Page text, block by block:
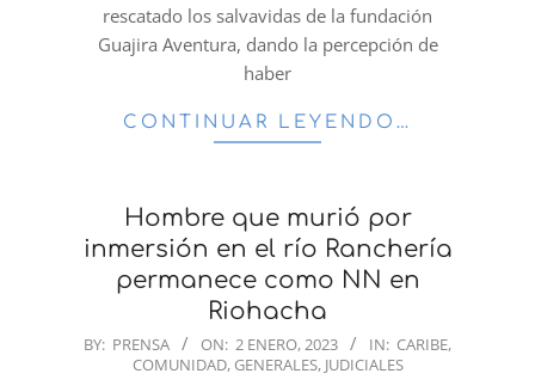
rescatado los salvavidas de la fundación
Guajira Aventura, dando la percepción de
haber
CONTINUAR LEYENDO…
Hombre que murió por
inmersión en el río Ranchería
permanece como NN en
Riohacha
2023-
BY: PRENSA ON: 2 ENERO, 2023 IN: CARIBE,
COMUNIDAD, GENERALES, JUDICIALES